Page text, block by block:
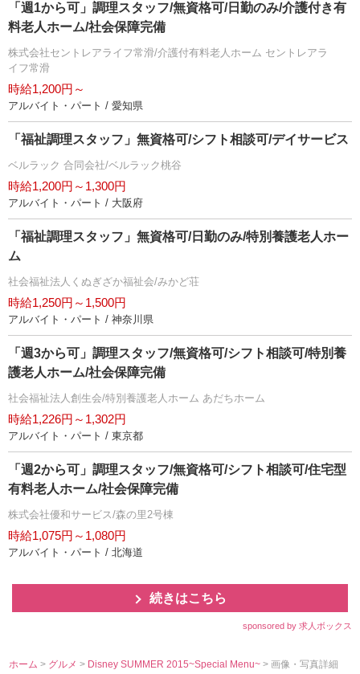
「週1から可」調理スタッフ/無資格可/日勤のみ/介護付き有
料老人ホーム/社会保障完備
株式会社セントレアライフ常滑/介護付有料老人ホーム セントレアラ
イフ常滑
時給1,200円～
アルバイト・パート / 愛知県
「福祉調理スタッフ」無資格可/シフト相談可/デイサービス
ベルラック 合同会社/ベルラック桃谷
時給1,200円～1,300円
アルバイト・パート / 大阪府
「福祉調理スタッフ」無資格可/日勤のみ/特別養護老人ホー
ム
社会福祉法人くぬぎざか福祉会/みかど荘
時給1,250円～1,500円
アルバイト・パート / 神奈川県
「週3から可」調理スタッフ/無資格可/シフト相談可/特別養
護老人ホーム/社会保障完備
社会福祉法人創生会/特別養護老人ホーム あだちホーム
時給1,226円～1,302円
アルバイト・パート / 東京都
「週2から可」調理スタッフ/無資格可/シフト相談可/住宅型
有料老人ホーム/社会保障完備
株式会社優和サービス/森の里2号棟
時給1,075円～1,080円
アルバイト・パート / 北海道
続きはこちら
sponsored by 求人ボックス
ホーム > グルメ> Disney SUMMER 2015~Special Menu~> 画像・写真詳細